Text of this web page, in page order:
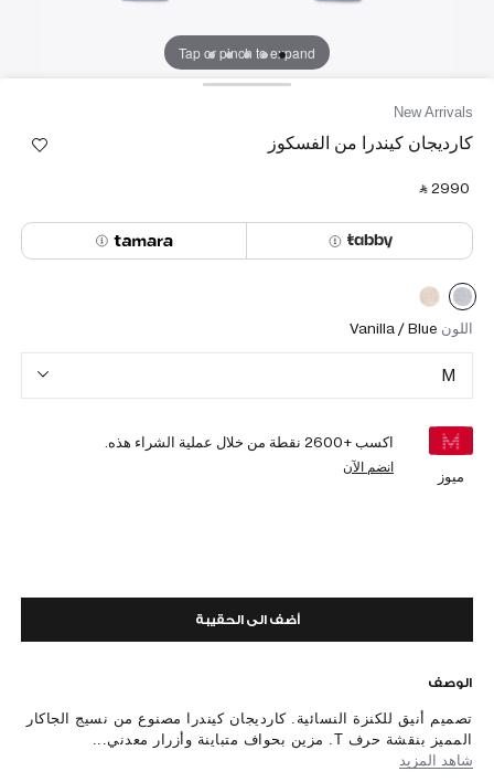
Tap or pinch to expand
New Arrivals
كارديجان كيندرا من الفسكوز
‎ ⃁ ⁦2990⁩ ‎
اللون Vanilla / Blue
M
ميوز
اكسب +2600 نقطة من خلال عملية الشراء هذه.
انضم الآن
أضف الى الحقيبة
الوصف
تصميم أنيق للكنزة النسائية. كارديجان كيندرا مصنوع من نسيج الجاكار
المميز بنقشة حرف T. مزين بحواف متباينة وأزرار معدني...
شاهد المزيد